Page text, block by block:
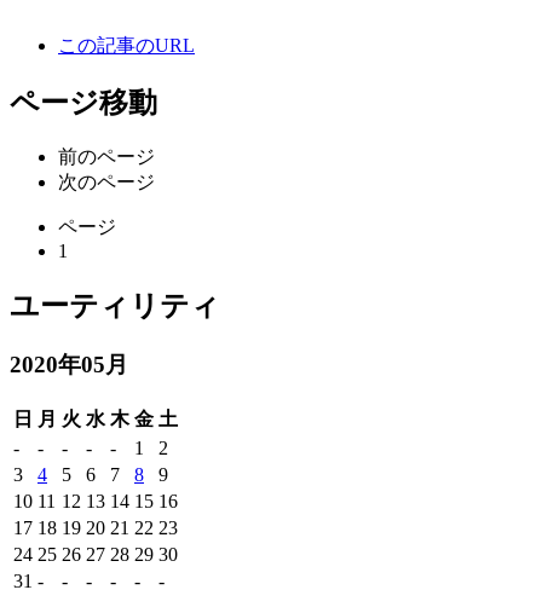
この記事のURL
ページ移動
前のページ
次のページ
ページ
1
ユーティリティ
2020年05月
日 月 火 水 木 金 土
-
- - - - 1
2
3
4 5 6 7 8
9
10 11 12 13 14 15 16
17 18 19 20 21 22 23
24 25 26 27 28 29 30
31 - - - - - -